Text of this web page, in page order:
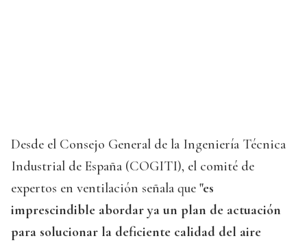
Desde el Consejo General de la Ingeniería Técnica
Industrial de España (COGITI), el comité de
expertos en ventilación señala que "es
imprescindible abordar ya un plan de actuación
para solucionar la deficiente calidad del aire